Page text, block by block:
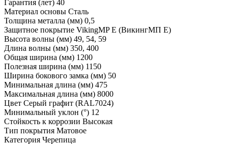
Гарантия (лет) 40
Материал основы Сталь
Толщина металла (мм) 0,5
Защитное покрытие VikingMP E (ВикингМП Е)
Высота волны (мм) 49, 54, 59
Длина волны (мм) 350, 400
Общая ширина (мм) 1200
Полезная ширина (мм) 1150
Ширина бокового замка (мм) 50
Минимальная длина (мм) 475
Максимальная длина (мм) 8000
Цвет Серый графит (RAL7024)
Минимальный уклон (°) 12
Стойкость к коррозии Высокая
Тип покрытия Матовое
Категория Черепица